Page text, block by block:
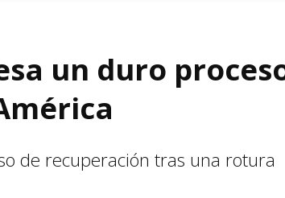
un duro
de recuperación tras una rotura